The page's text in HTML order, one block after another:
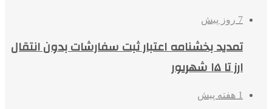
7 روز پیش
تمدید بخشنامه اعتبار ثبت سفارشات بدون انتقال
ارز تا ۱۵ شهریور
1 هفته پیش